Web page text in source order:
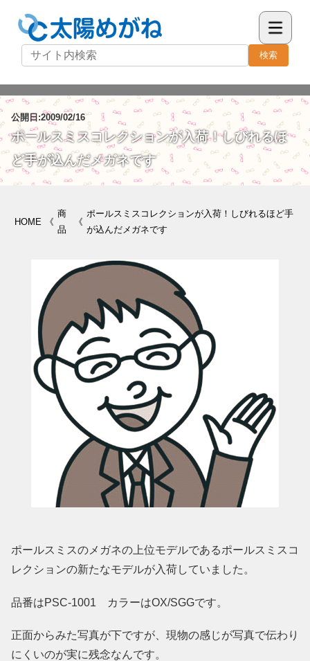
検索
公開日:2009/02/16
ポールスミスコレクションが入荷！しびれるほ
ど手が込んだメガネです
HOME 《
商
品
《
ポールスミスコレクションが入荷！しびれるほど手
が込んだメガネです
ポールスミスのメガネの上位モデルであるポールスミスコ
レクションの新たなモデルが入荷していました。
品番はPSC-1001 カラーはOX/SGGです。
正面からみた写真が下ですが、現物の感じが写真で伝わり
にくいのが実に残念なんです。